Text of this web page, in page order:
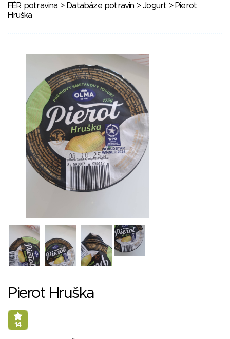
FÉR potravina > Databáze potravin >Jogurt > Pierot
Hruška
Pierot Hruška
14